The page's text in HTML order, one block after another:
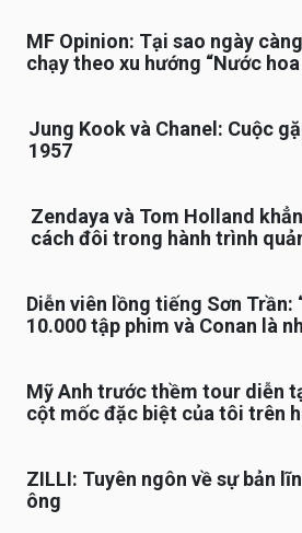
MF Opinion: Tại sao ngày
chạy theo xu hướng “Nước hoa
Jung Kook và Chanel: Cuộc
1957
Zendaya và Tom Holland
cách đôi trong hành trình
Diễn viên lồng tiếng Sơn Trần:
10.000 tập phim và Conan là
Mỹ Anh trước thềm tour diễn
cột mốc đặc biệt của tôi trên
ZILLI: Tuyên ngôn về sự bản
ông